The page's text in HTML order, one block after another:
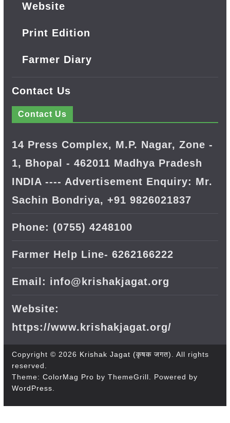
Website
Print Edition
Farmer Diary
Contact Us
Contact Us
14 Press Complex, M.P. Nagar, Zone -
1, Bhopal - 462011 Madhya Pradesh
INDIA ---- Advertisement Enquiry: Mr.
Sachin Bondriya, +91 9826021837
Phone: (0755) 4248100
Farmer Help Line- 6262166222
Email: info@krishakjagat.org
Website:
https://www.krishakjagat.org/
Copyright © 2026 Krishak Jagat (कृषक जगत)
. All rights
reserved.
Theme: ColorMag Pro by ThemeGrill. Powered by
WordPress